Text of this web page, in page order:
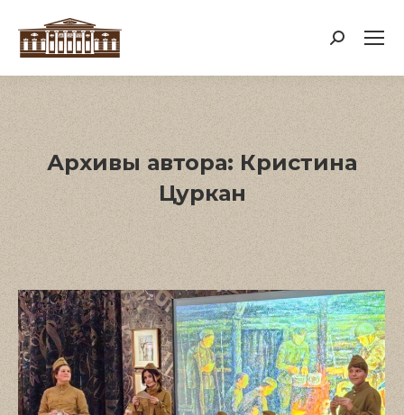
Поиск:
Архивы автора: Кристина
Цуркан